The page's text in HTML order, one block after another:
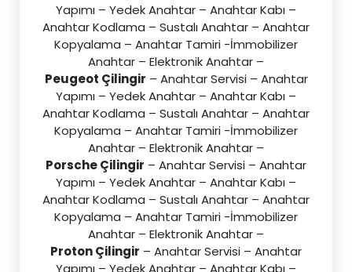
Yapımı – Yedek Anahtar – Anahtar Kabı –
Anahtar Kodlama – Sustalı Anahtar – Anahtar
Kopyalama – Anahtar Tamiri -İmmobilizer
Anahtar – Elektronik Anahtar –
Peugeot Çilingir – Anahtar Servisi – Anahtar
Yapımı – Yedek Anahtar – Anahtar Kabı –
Anahtar Kodlama – Sustalı Anahtar – Anahtar
Kopyalama – Anahtar Tamiri -İmmobilizer
Anahtar – Elektronik Anahtar –
Porsche Çilingir – Anahtar Servisi – Anahtar
Yapımı – Yedek Anahtar – Anahtar Kabı –
Anahtar Kodlama – Sustalı Anahtar – Anahtar
Kopyalama – Anahtar Tamiri -İmmobilizer
Anahtar – Elektronik Anahtar –
Proton Çilingir – Anahtar Servisi – Anahtar